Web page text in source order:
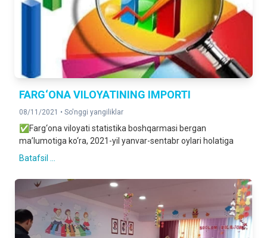
FARG‘ONA VILOYATINING IMPORTI
08/11/2021 • So'nggi yangiliklar
✅Farg‘ona viloyati statistika boshqarmasi bergan
ma’lumotiga ko‘ra, 2021-yil yanvar-sentabr oylari holatiga
Batafsil ...